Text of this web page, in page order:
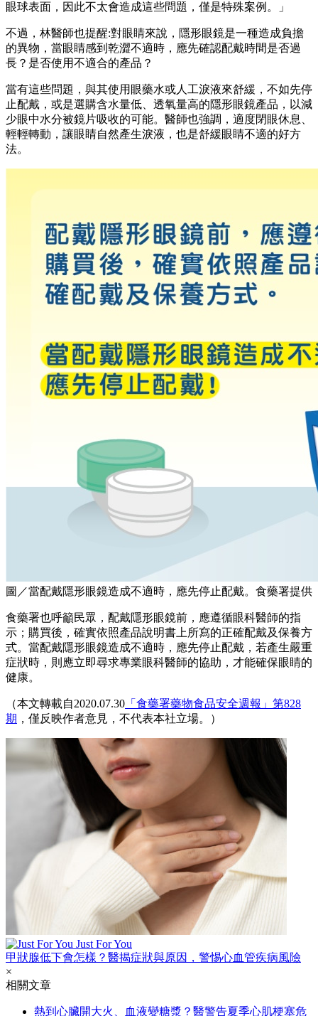
眼球表面，因此不太會造成這些問題，僅是特殊案例。」
不過，林醫師也提醒:對眼睛來說，隱形眼鏡是一種造成負擔
的異物，當眼睛感到乾澀不適時，應先確認配戴時間是否過
長？是否使用不適合的產品？
當有這些問題，與其使用眼藥水或人工淚液來舒緩，不如先停
止配戴，或是選購含水量低、透氧量高的隱形眼鏡產品，以減
少眼中水分被鏡片吸收的可能。醫師也強調，適度閉眼休息、
輕輕轉動，讓眼睛自然產生淚液，也是舒緩眼睛不適的好方
法。
圖／當配戴隱形眼鏡造成不適時，應先停止配戴。食藥署提供
食藥署也呼籲民眾，配戴隱形眼鏡前，應遵循眼科醫師的指
示；購買後，確實依照產品說明書上所寫的正確配戴及保養方
式。當配戴隱形眼鏡造成不適時，應先停止配戴，若產生嚴重
症狀時，則應立即尋求專業眼科醫師的協助，才能確保眼睛的
健康。
（本文轉載自2020.07.30 「食藥署藥物食品安全週報」第828
期 ，僅反映作者意見，不代表本社立場。）
Just For You
甲狀腺低下會怎樣？醫揭症狀與原因，警惕心血管疾病風險
×
相關文章
熱到心臟開大火、血液變糖漿？醫警告夏季心肌梗塞危